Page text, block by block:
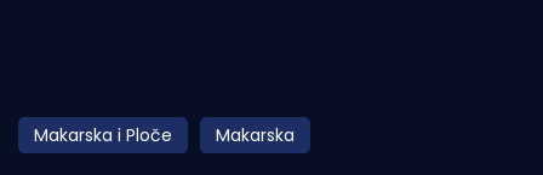
Obala
Otoci
Makarska i Ploče Makarska